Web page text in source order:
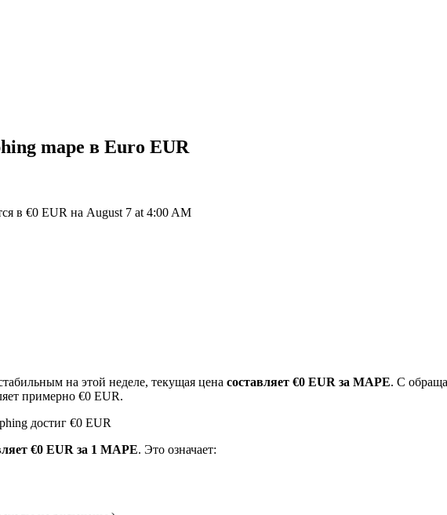
обеспечения
mape в Euro EUR
в €0 EUR на August 7 at 4:00 AM
на этой неделе, текущая цена составляет €0 EUR за MAPE. С
примерно €0 EUR.
достиг €0 EUR
€0 EUR за 1 MAPE. Это означает: